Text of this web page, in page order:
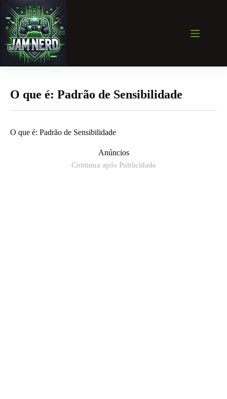
para
conteúdo
O que é: Padrão de Sensibilidade
O que é: Padrão de Sensibilidade
Anúncios
Continua após Publicidade